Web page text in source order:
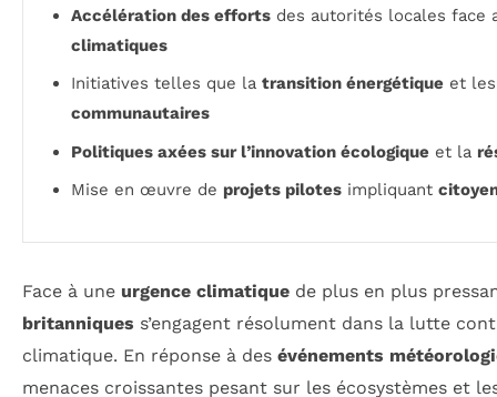
Accélération des efforts des autorités locales face
climatiques
Initiatives telles que la transition énergétique et
communautaires
Politiques axées sur l’innovation écologique et la
Mise en œuvre de projets pilotes impliquant
Face à une urgence climatique de plus en plus
britanniques s’engagent résolument dans la lutte
climatique. En réponse à des événements
menaces croissantes pesant sur les écosystèmes et